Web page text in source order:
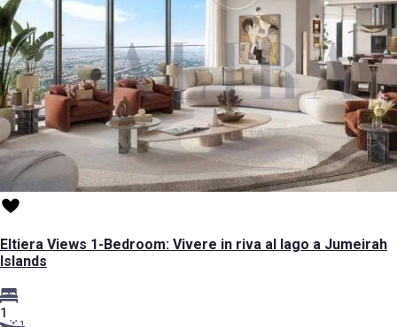
Eltiera Views 1-Bedroom: Vivere in riva al lago a Jumeirah
Islands
1